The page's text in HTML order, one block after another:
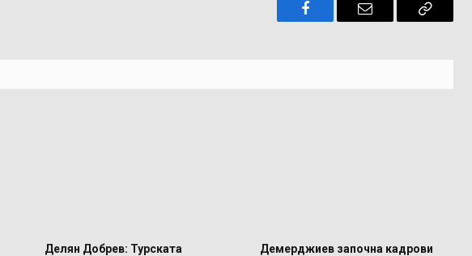
Facebook Имейл
Копирай
Делян Добрев: Турската
Демерджиев започна кадрови